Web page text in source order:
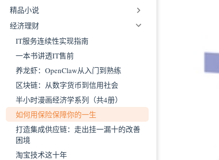
精品小说
经济理财
IT服务连续性实现指南
一本书讲透IT售前
养龙虾：OpenClaw从入门到熟练
区块链：从数字货币到信用社会
半小时漫画经济学系列（共4册）
如何用保险保障你的一生
打造集成供应链：走出挂一漏十的改善
困境
淘宝技术这十年